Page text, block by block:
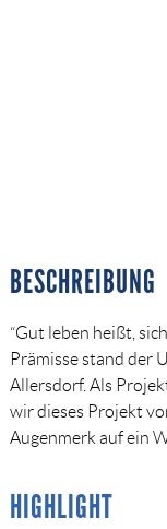
BESCHREIBUNG
“Gut leben heißt,
Prämisse stand der
Allersdorf. Als
wir dieses Projekt
Augenmerk auf ein
HIGHLIGHT